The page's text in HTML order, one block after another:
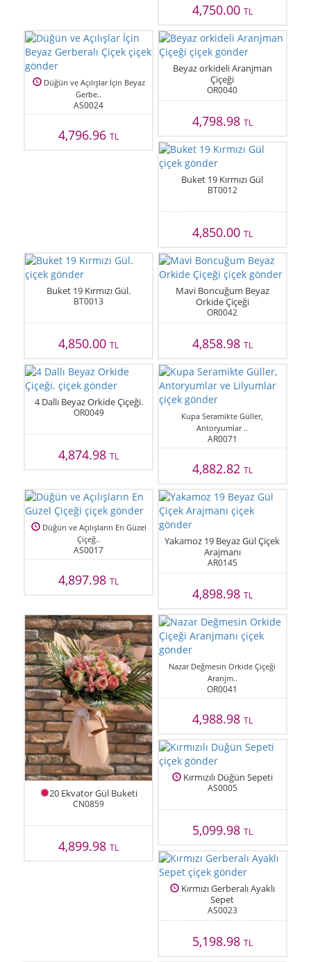
4,750.00 TL
Düğün ve Açılışlar İçin Beyaz
Gerbe..
AS0024
4,796.96TL
Beyaz orkideli Aranjman
Çiçeği
OR0040
4,798.98 TL
Buket 19 Kırmızı Gül
BT0012
4,850.00 TL
Buket 19 Kırmızı Gül.
BT0013
4,850.00TL
Mavi Boncuğum Beyaz
Orkide Çiçeği
OR0042
4,858.98 TL
4 Dallı Beyaz Orkide Çiçeği.
OR0049
4,874.98TL
Kupa Seramikte Güller,
Antoryumlar ..
AR0071
4,882.82 TL
Düğün ve Açılışların En Güzel
Çiçeğ..
AS0017
4,897.98TL
Yakamoz 19 Beyaz Gül Çiçek
Arajmanı
AR0145
4,898.98 TL
20 Ekvator Gül Buketi
CN0859
4,899.98TL
Nazar Değmesin Orkide Çiçeği
Aranjm..
OR0041
4,988.98 TL
Kırmızılı Düğün Sepeti
AS0005
5,099.98 TL
Kırmızı Gerberalı Ayaklı
Sepet
AS0023
5,198.98 TL